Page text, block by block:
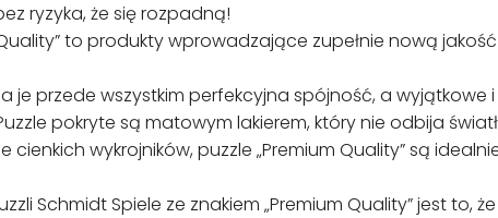
ryzyka, że się rozpadną!
to produkty wprowadzające zupełnie nową
je przede wszystkim perfekcyjna spójność, a wyjątkowe i
pokryte są matowym lakierem, który nie odbija
wykrojników, puzzle „Premium Quality” są
Schmidt Spiele ze znakiem „Premium Quality” jest to,